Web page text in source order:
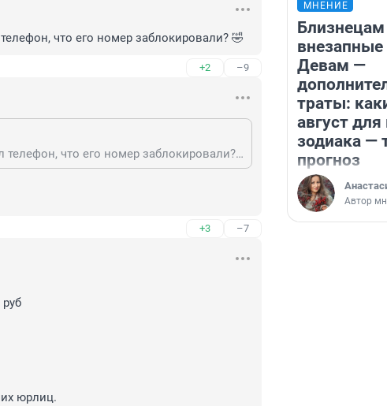
что его номер заблокировали? 🤣
+2 –9
И сколько времени дедушка не включал телефон, что его номер заблокировали? 🤣
+3 –7
юрлиц.
МНЕНИЕ
Девам —
траты:
август для
зодиака —
прогноз
Автор